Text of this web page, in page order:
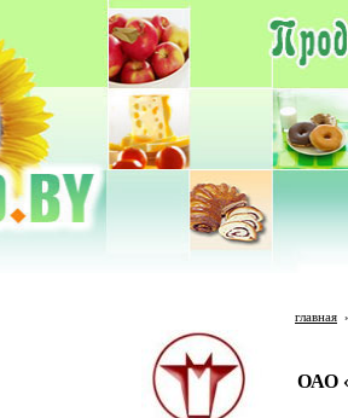
главная
ОАО